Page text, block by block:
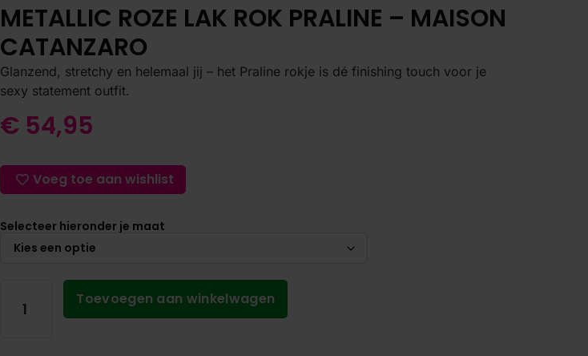
METALLIC ROZE LAK ROK PRALINE – MAISON
CATANZARO
Glanzend, stretchy en helemaal jij – het Praline rokje is dé finishing touch voor je
sexy statement outfit.
€ 54,95
Voeg toe aan wishlist
Selecteer hieronder je maat
Toevoegen aan winkelwagen